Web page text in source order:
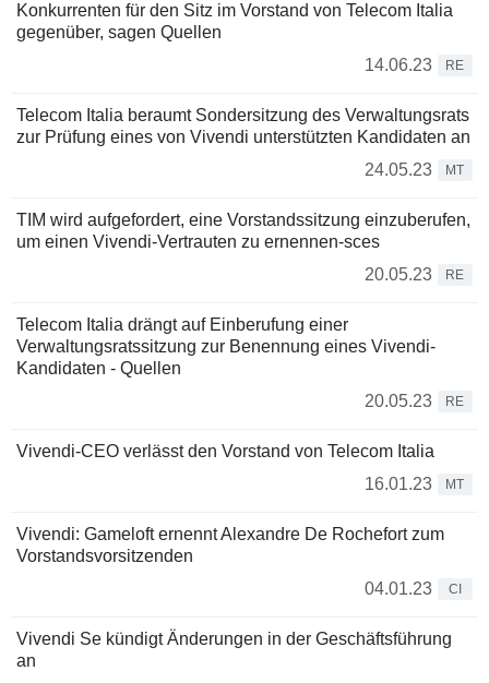
Konkurrenten für den Sitz im Vorstand von Telecom Italia
gegenüber, sagen Quellen
14.06.23
RE
Telecom Italia beraumt Sondersitzung des Verwaltungsrats
zur Prüfung eines von Vivendi unterstützten Kandidaten an
24.05.23
MT
TIM wird aufgefordert, eine Vorstandssitzung einzuberufen,
um einen Vivendi-Vertrauten zu ernennen-sces
20.05.23
RE
Telecom Italia drängt auf Einberufung einer
Verwaltungsratssitzung zur Benennung eines Vivendi-
Kandidaten - Quellen
20.05.23
RE
Vivendi-CEO verlässt den Vorstand von Telecom Italia
16.01.23
MT
Vivendi: Gameloft ernennt Alexandre De Rochefort zum
Vorstandsvorsitzenden
04.01.23
CI
Vivendi Se kündigt Änderungen in der Geschäftsführung
an